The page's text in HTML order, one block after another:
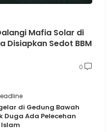
Mafia Solar di
Disiapkan Sedot BBM
0
di Gedung Bawah
Duga Ada Pelecehan